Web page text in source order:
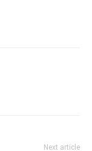
Next article